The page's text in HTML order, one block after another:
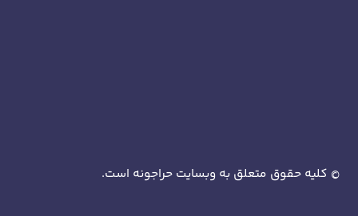
© کلیه حقوق متعلق به وبسایت حراجونه است.